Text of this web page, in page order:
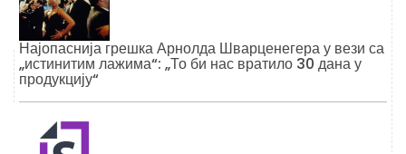
Најопаснија грешка Арнолда Шварценегера у вези са
„истинитим лажима“: „То би нас вратило 30 дана у
продукцију“